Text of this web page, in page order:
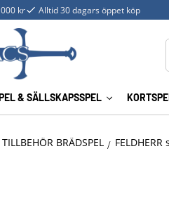
kr Alltid 30 dagars öppet köp
& SÄLLSKAPSSPEL
TILLBEHÖR BRÄDSPEL